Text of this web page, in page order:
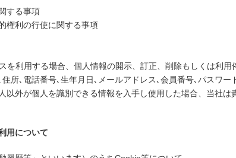
する事項
権利の行使に関する事項
を利用する場合、個人情報の開示、訂正、削除もしくは利用
所､電話番号､生年月日､メールアドレス､会員番号､パスワー
以外が個人を識別できる情報を入手し使用した場合、当社は
用について